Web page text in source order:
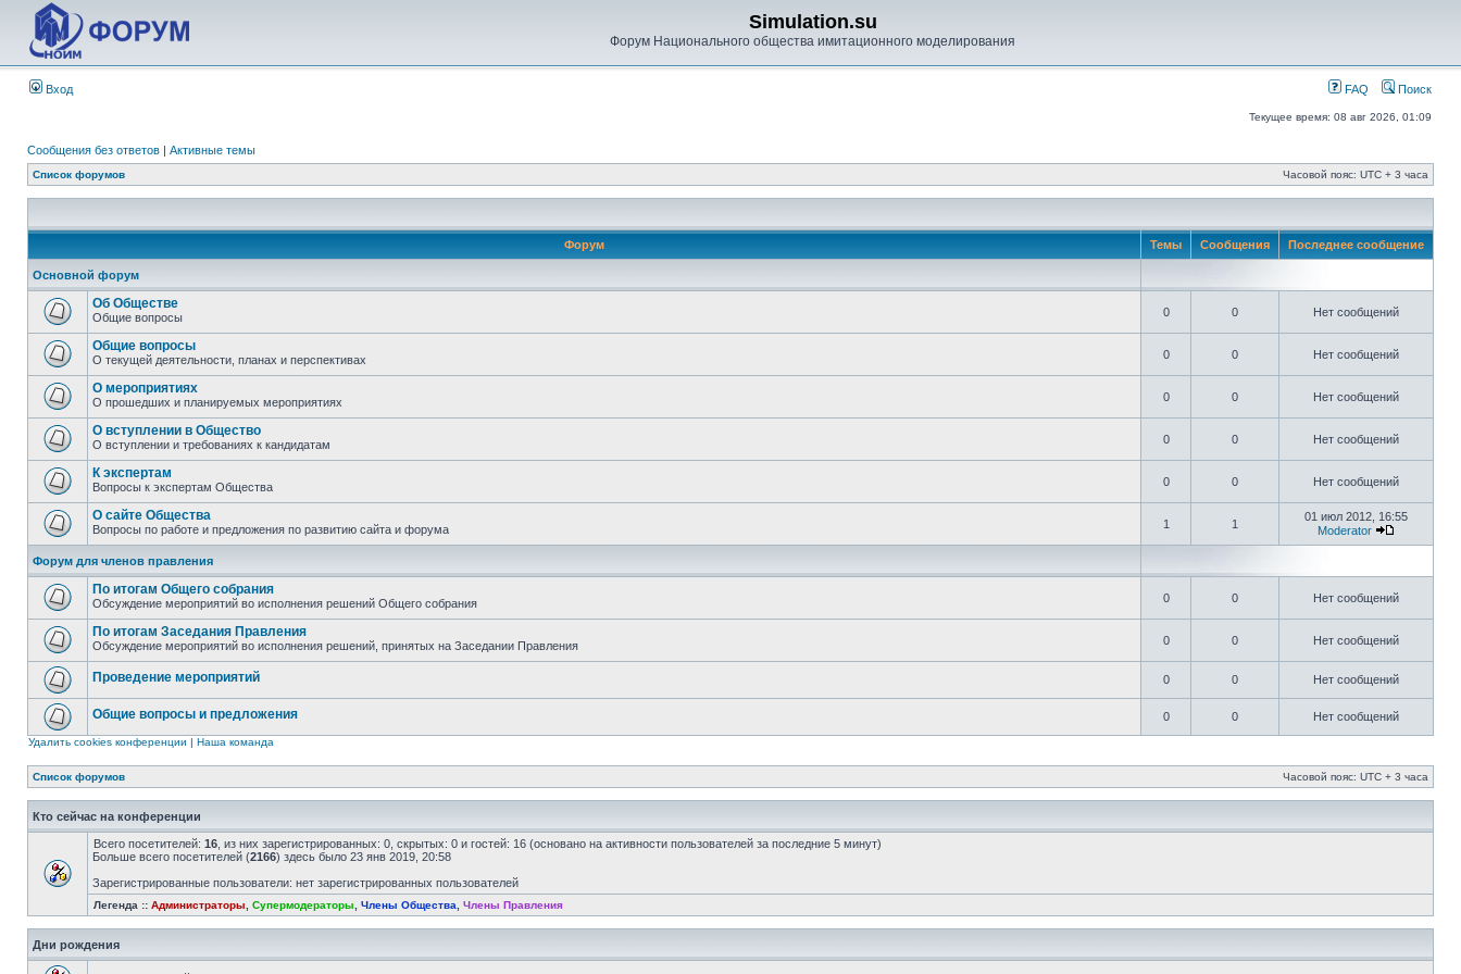
Simulation.su
Форум Национального общества имитационного моделирования
Вход FAQ Поиск
Текущее время: 08 авг 2026, 01:09
Сообщения без ответов | Активные темы
Список форумов Часовой пояс: UTC + 3 часа
Форум Темы Сообщения Последнее сообщение
Основной форум
Об Обществе
Общие вопросы 0 0 Нет сообщений
Общие вопросы
О текущей деятельности, планах и перспективах 0 0 Нет сообщений
О мероприятиях
О прошедших и планируемых мероприятиях 0 0 Нет сообщений
О вступлении в Общество
О вступлении и требованиях к кандидатам 0 0 Нет сообщений
К экспертам
Вопросы к экспертам Общества 0 0 Нет сообщений
О сайте Общества
Вопросы по работе и предложения по развитию сайта и форума 1 1
01 июл 2012, 16:55
Moderator
Форум для членов правления
По итогам Общего собрания
Обсуждение мероприятий во исполнения решений Общего собрания 0 0 Нет сообщений
По итогам Заседания Правления
Обсуждение мероприятий во исполнения решений, принятых на Заседании Правления 0 0 Нет сообщений
Проведение мероприятий 0 0 Нет сообщений
Общие вопросы и предложения 0 0 Нет сообщений
Удалить cookies конференции | Наша команда
Список форумов Часовой пояс: UTC + 3 часа
Кто сейчас на конференции
Всего посетителей: 16 , из них зарегистрированных: 0, скрытых: 0 и гостей: 16 (основано на активности пользователей за последние 5 минут)
Больше всего посетителей (2166) здесь было 23 янв 2019, 20:58
Зарегистрированные пользователи: нет зарегистрированных пользователей
Легенда :: Администраторы Супермодераторы Члены Общества Члены Правления
Дни рождения